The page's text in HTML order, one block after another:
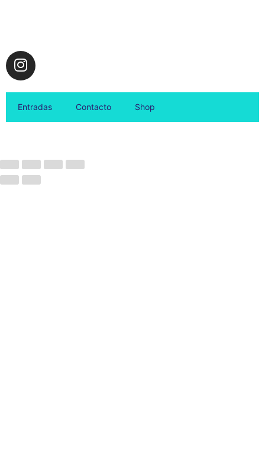
Entradas Contacto Shop